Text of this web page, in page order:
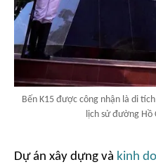
Bến K15 được công nhận là di
lịch sử đường Hồ
Dự án xây dựng và kinh